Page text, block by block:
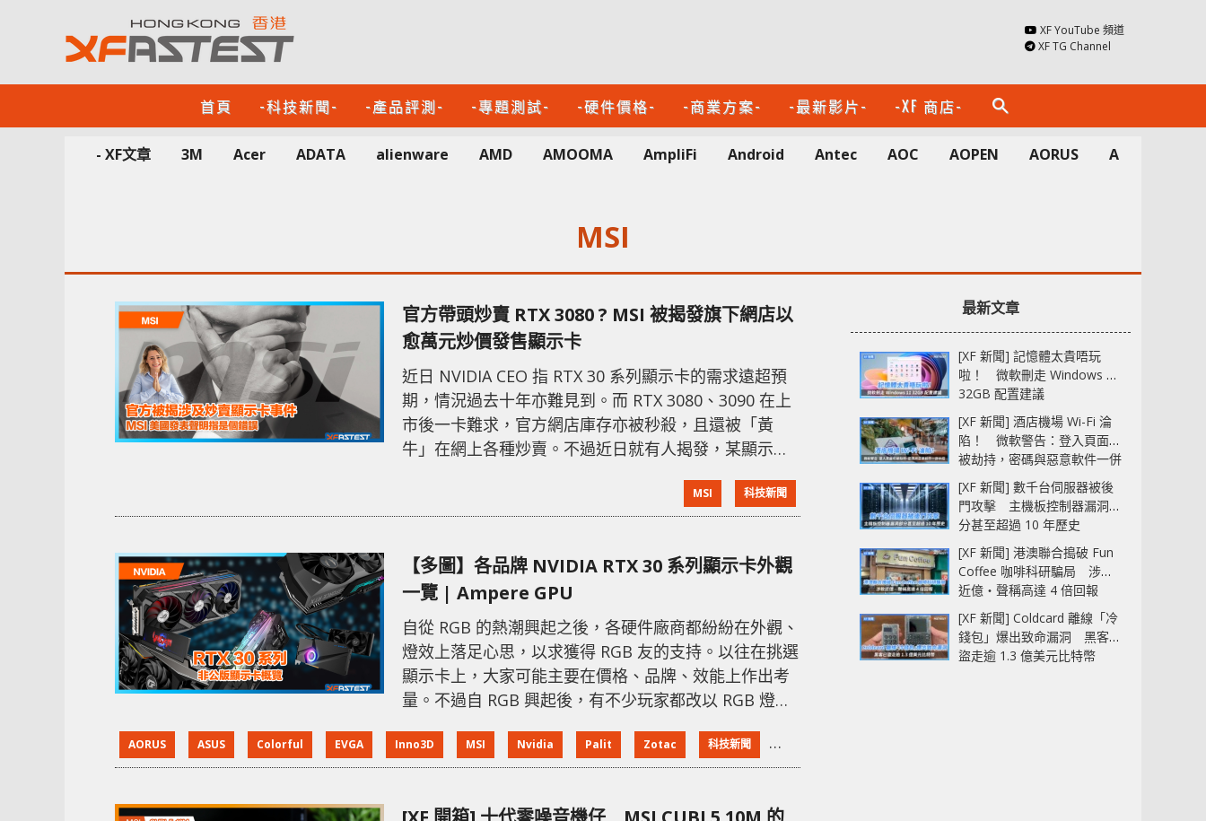
XF YouTube 頻道
XF TG Channel
首頁 -科技新聞- -產品評測- -專題測試- -硬件價格- -商業方案- -最新影片- -XF 商店- search
- XF文章 3M Acer ADATA alienware AMD AMOOMA AmpliFi Android Antec AOC AOPEN AORUS Apacer
MSI
官方帶頭炒賣 RTX 3080 ? MSI 被揭發旗下網店以
愈萬元炒價發售顯示卡
近日 NVIDIA CEO 指 RTX 30 系列顯示卡的需求遠超預
期，情況過去十年亦難見到。而 RTX 3080、3090 在上
市後一卡難求，官方網店庫存亦被秒殺，且還被「黃
牛」在網上各種炒賣。不過近日就有人揭發，某顯示卡
Starlit Partner 的經銷商，其以高達 1,359 美元 (約
MSI 科技新聞
【多圖】各品牌 NVIDIA RTX 30 系列顯示卡外觀
一覽 | Ampere GPU
自從 RGB 的熱潮興起之後，各硬件廠商都紛紛在外觀、
燈效上落足心思，以求獲得 RGB 友的支持。以往在挑選
顯示卡上，大家可能主要在價格、品牌、效能上作出考
量。不過自 RGB 興起後，有不少玩家都改以 RGB 燈效
些非公版的 NVIDIA RTX 30 系列顯示卡，以便大家去一
覽各廠的設計。 【各品牌 RTX 30 系列非公版顯示卡一
AORUS ASUS Colorful EVGA Inno3D MSI Nvidia Palit Zotac 科技新聞
最新文章
[XF 新聞] 記憶體太貴唔玩
啦！ 微軟刪走 Windows 11
32GB 配置建議
[XF 新聞] 酒店機場 Wi-Fi 淪
陷！ 微軟警告：登入頁面可
被劫持，密碼與惡意軟件一併
中招
[XF 新聞] 數千台伺服器被後
門攻擊 主機板控制器漏洞部
分甚至超過 10 年歷史
[XF 新聞] 港澳聯合搗破 Fun
Coffee 咖啡科研騙局 涉款
近億‧聲稱高達 4 倍回報
[XF 新聞] Coldcard 離線「冷
錢包」爆出致命漏洞 黑客已
盜走逾 1.3 億美元比特幣